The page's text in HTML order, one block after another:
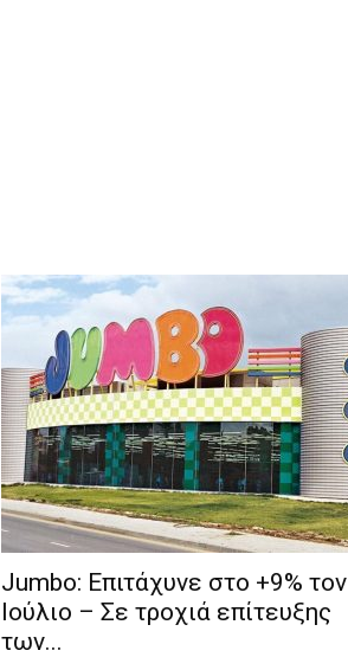
Jumbo: Επιτάχυνε στο +9% τον
Ιούλιο – Σε τροχιά επίτευξης
των...